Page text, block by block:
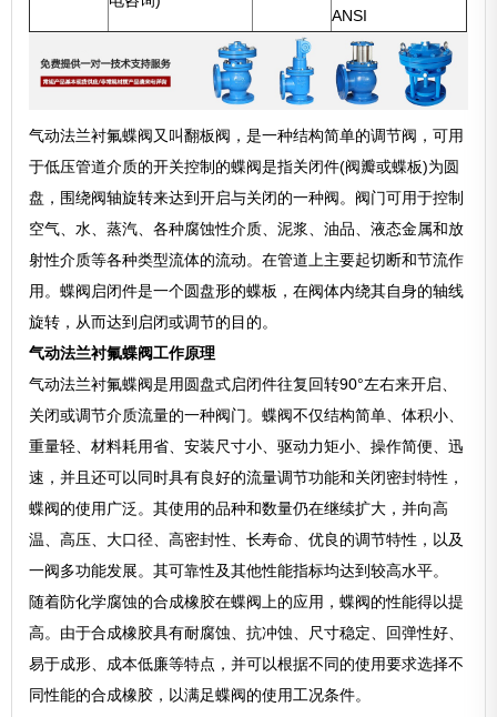
ANSI
气动法兰衬氟蝶阀又叫翻板阀，是一种结构简单的调节阀，可用
于低压管道介质的开关控制的蝶阀是指关闭件(阀瓣或蝶板)为圆
盘，围绕阀轴旋转来达到开启与关闭的一种阀。阀门可用于控制
空气、水、蒸汽、各种腐蚀性介质、泥浆、油品、液态金属和放
射性介质等各种类型流体的流动。在管道上主要起切断和节流作
用。蝶阀启闭件是一个圆盘形的蝶板，在阀体内绕其自身的轴线
旋转，从而达到启闭或调节的目的。
气动法兰衬氟蝶阀工作原理
气动法兰衬氟蝶阀是用圆盘式启闭件往复回转90°左右来开启、
关闭或调节介质流量的一种阀门。蝶阀不仅结构简单、体积小、
重量轻、材料耗用省、安装尺寸小、驱动力矩小、操作简便、迅
速，并且还可以同时具有良好的流量调节功能和关闭密封特性，
蝶阀的使用广泛。其使用的品种和数量仍在继续扩大，并向高
温、高压、大口径、高密封性、长寿命、优良的调节特性，以及
一阀多功能发展。其可靠性及其他性能指标均达到较高水平。
随着防化学腐蚀的合成橡胶在蝶阀上的应用，蝶阀的性能得以提
高。由于合成橡胶具有耐腐蚀、抗冲蚀、尺寸稳定、回弹性好、
易于成形、成本低廉等特点，并可以根据不同的使用要求选择不
同性能的合成橡胶，以满足蝶阀的使用工况条件。